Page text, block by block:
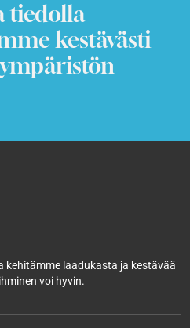
tiedolla
kestävästi
kehitämme laadukasta ja kestävää
voi hyvin.